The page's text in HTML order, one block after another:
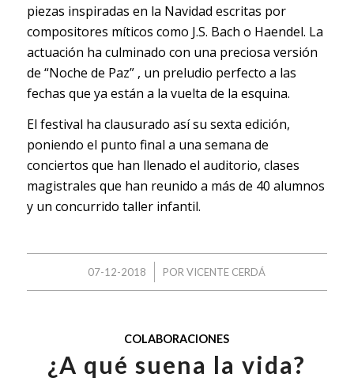
piezas inspiradas en la Navidad escritas por
compositores míticos como J.S. Bach o Haendel. La
actuación ha culminado con una preciosa versión
de “Noche de Paz” , un preludio perfecto a las
fechas que ya están a la vuelta de la esquina.
El festival ha clausurado así su sexta edición,
poniendo el punto final a una semana de
conciertos que han llenado el auditorio, clases
magistrales que han reunido a más de 40 alumnos
y un concurrido taller infantil.
07-12-2018
/ PORVICENTE CERDÁ
COLABORACIONES
¿A qué suena la vida?